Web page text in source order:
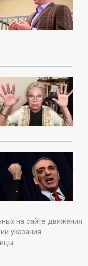
на сайте движения
указания